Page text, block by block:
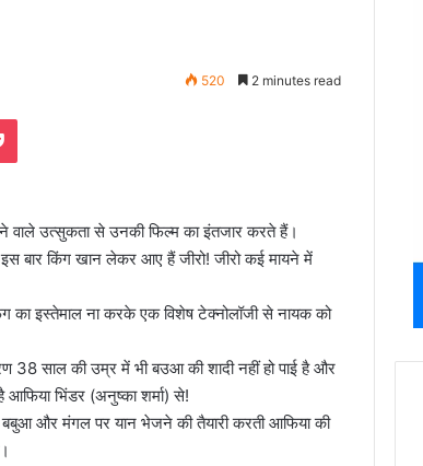
520 2 minutes read
Pocket
वाले उत्सुकता से उनकी फिल्म का इंतजार करते हैं।
बार किंग खान लेकर आए हैं जीरो! जीरो कई मायने में
का इस्तेमाल ना करके एक विशेष टेक्नोलॉजी से नायक को
साल की उम्र में भी बउआ की शादी नहीं हो पाई है और
भिंडर (अनुष्का शर्मा) से!
और मंगल पर यान भेजने की तैयारी करती आफिया की